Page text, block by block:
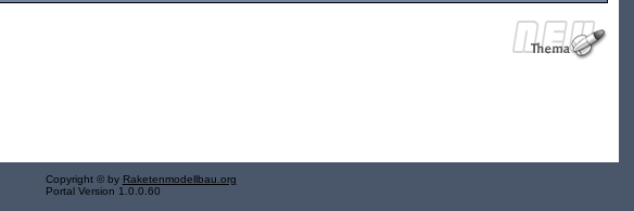
Copyright © by Raketenmodellbau.org
Portal Version 1.0.0.60